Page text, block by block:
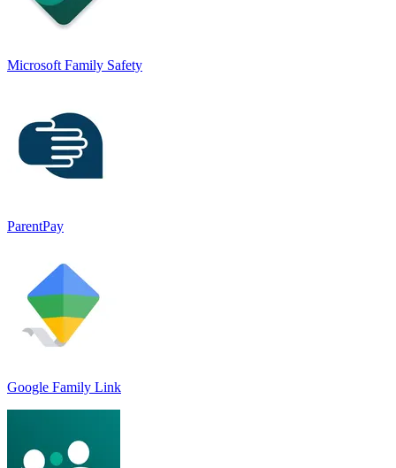
Microsoft Family Safety
ParentPay
Google Family Link